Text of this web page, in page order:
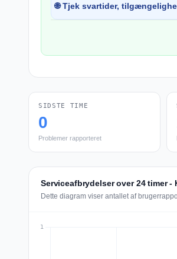
🌐 Tjek svartider,
SIDSTE TIME
0
Problemer rapporteret
Serviceafbrydelser over 24 timer -
Dette diagram viser antallet af